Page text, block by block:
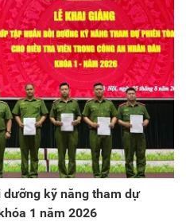
dưỡng kỹ năng tham dự
1 năm 2026